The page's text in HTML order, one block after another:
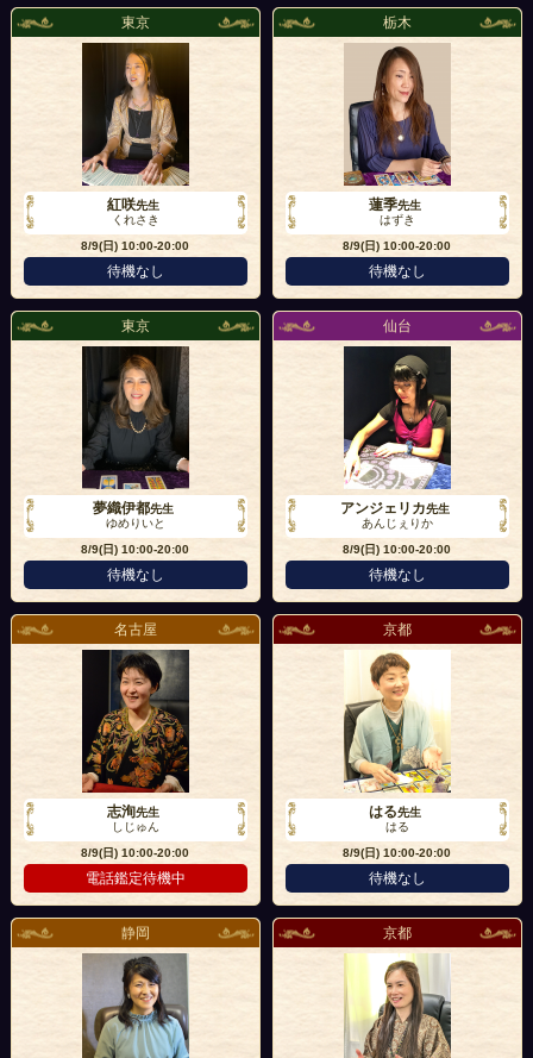
東京
紅咲先生
くれさき
8/9(日)10:00-20:00
待機なし
栃木
蓮季先生
はずき
8/9(日)10:00-20:00
待機なし
東京
夢織伊都先生
ゆめりいと
8/9(日)10:00-20:00
待機なし
仙台
アンジェリカ先生
あんじぇりか
8/9(日)10:00-20:00
待機なし
名古屋
志洵先生
しじゅん
8/9(日)10:00-20:00
電話鑑定待機中
京都
はる先生
はる
8/9(日)10:00-20:00
待機なし
静岡 京都